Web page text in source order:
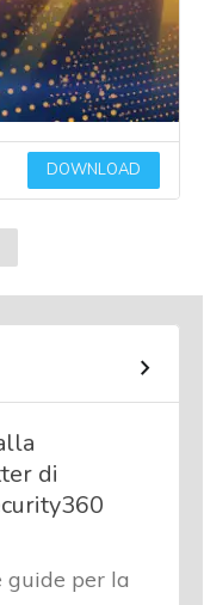
DOWNLOAD
di
guide per la